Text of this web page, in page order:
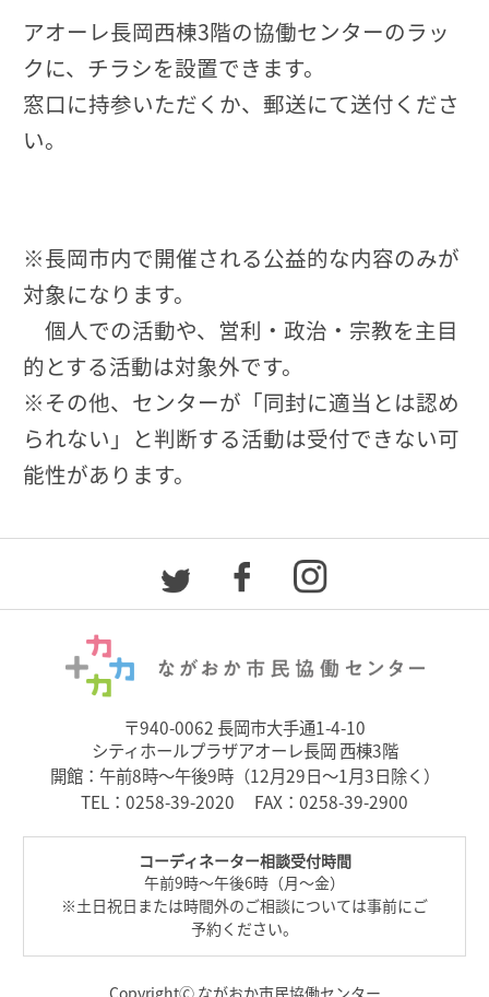
アオーレ長岡西棟3階の協働センターのラッ
クに、チラシを設置できます。
窓口に持参いただくか、郵送にて送付くださ
い。
※長岡市内で開催される公益的な内容のみが
対象になります。
個人での活動や、営利・政治・宗教を主目
的とする活動は対象外です。
※その他、センターが「同封に適当とは認め
られない」と判断する活動は受付できない可
能性があります。
〒940-0062 長岡市大手通1-4-10
シティホールプラザアオーレ長岡 西棟3階
開館：午前8時～午後9時（12月29日～1月3日除く）
TEL： 0258-39-2020 FAX：0258-39-2900
コーディネーター相談受付時間
午前9時～午後6時（月～金）
※土日祝日または時間外のご相談については事前にご
予約ください。
Copyright🄫 ながおか市民協働センター